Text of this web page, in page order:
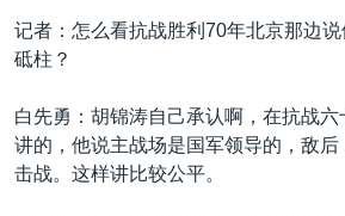
关注新疆
记者：怎么看抗战胜利70年北京那边
砥柱？
白先勇：胡锦涛自己承认啊，在抗战
讲的，他说主战场是国军领导的，敌
击战。这样讲比较公平。